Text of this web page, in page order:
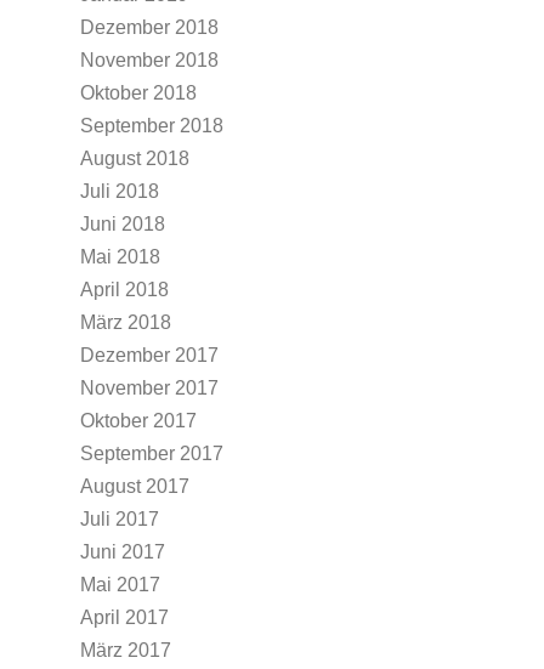
Dezember 2018
November 2018
Oktober 2018
September 2018
August 2018
Juli 2018
Juni 2018
Mai 2018
April 2018
März 2018
Dezember 2017
November 2017
Oktober 2017
September 2017
August 2017
Juli 2017
Juni 2017
Mai 2017
April 2017
März 2017